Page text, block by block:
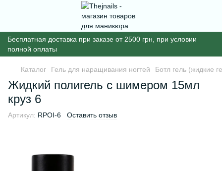
Бесплатная доставка при заказе от 2500 грн, при условии
полной оплаты
Каталог Гель для наращивания ногтей Ботл гель (жидкие
Жидкий полигель с шимером 15мл
круз 6
Артикул: RPOI-6 Оставить отзыв